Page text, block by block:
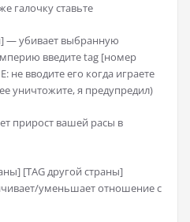
галочку ставьте
— убивает выбранную
введите tag [номер
вводите его когда играете
уничтожите, я предупредил)
прирост вашей расы в
[TAG другой страны]
уменьшает отношение с